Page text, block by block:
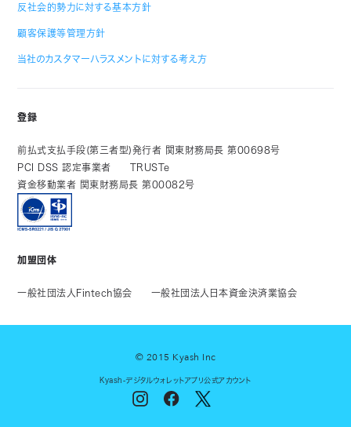
反社会的勢力に対する基本方針
顧客保護等管理方針
当社のカスタマーハラスメントに対する考え方
登録
前払式支払手段(第三者型)発行者 関東財務局長 第00698号
PCI DSS 認定事業者
TRUSTe
資金移動業者 関東財務局長 第00082号
加盟団体
一般社団法人Fintech協会 一般社団法人日本資金決済業協会
© 2015 Kyash Inc
Kyash-デジタルウォレットアプリ公式アカウント